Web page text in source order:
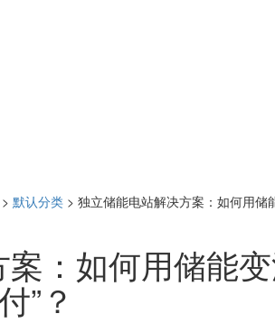
> 默认分类 > 独立储能电站解决方案：如何用储
：如何用储能
”？